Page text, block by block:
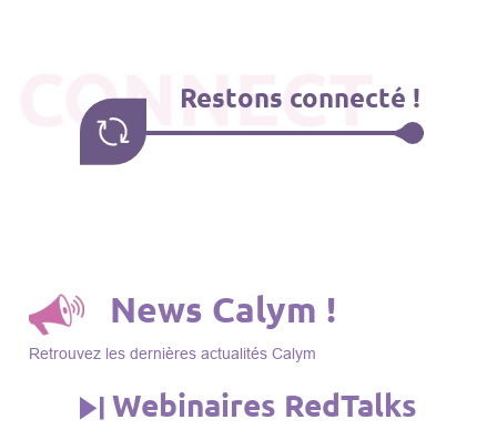
CONNECT
Restons connecté !
News Calym !
Retrouvez les dernières actualités Calym
Webinaires RedTalks